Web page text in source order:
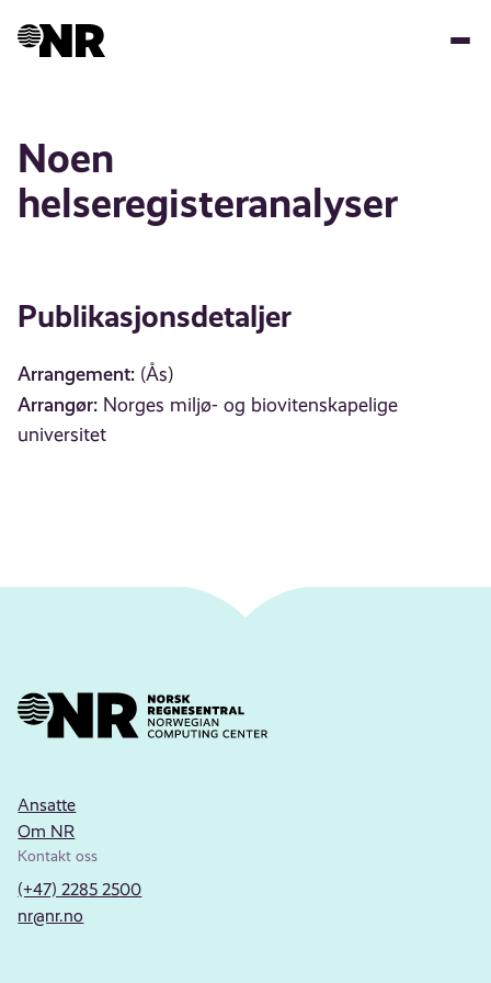
Noen
helseregisteranalyser
Publikasjonsdetaljer
Arrangement: (Ås)
Arrangør: Norges miljø- og biovitenskapelige
universitet
Ansatte
Om NR
Kontakt oss
(+47) 2285 2500
nr@nr.no